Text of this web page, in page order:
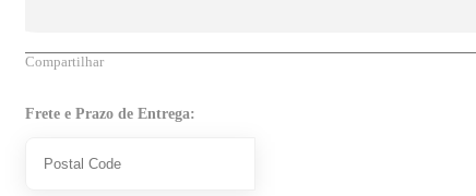
Compartilhar
Frete e Prazo de Entrega: